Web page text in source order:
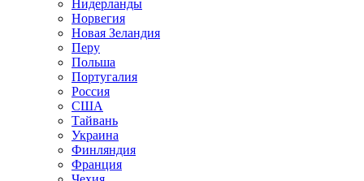
Нидерланды
Норвегия
Новая Зеландия
Перу
Польша
Португалия
Россия
США
Тайвань
Украина
Финляндия
Франция